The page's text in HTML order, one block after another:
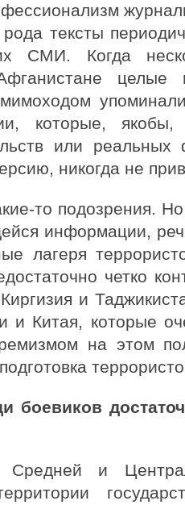
тексты
СМИ. Когда
целые
которые, якобы,
или
никогда не
то подозрения.
информации,
лагеря
четко
Киргизия и
и Китая, которые
на этом
и